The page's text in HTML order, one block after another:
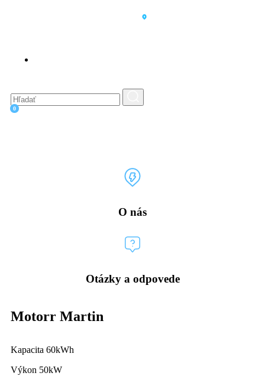
0
O nás
Otázky a odpovede
Motorr Martin
Kapacita 60kWh
Výkon 50kW